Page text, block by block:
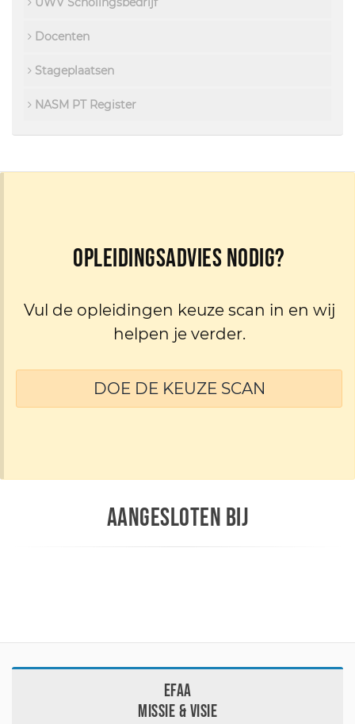
Docenten
Stageplaatsen
NASM PT Register
Opleidingsadvies nodig?
Vul de opleidingen keuze scan in en wij
helpen je verder.
DOE DE KEUZE SCAN
AANGESLOTEN BIJ
EFAA
Missie & visie